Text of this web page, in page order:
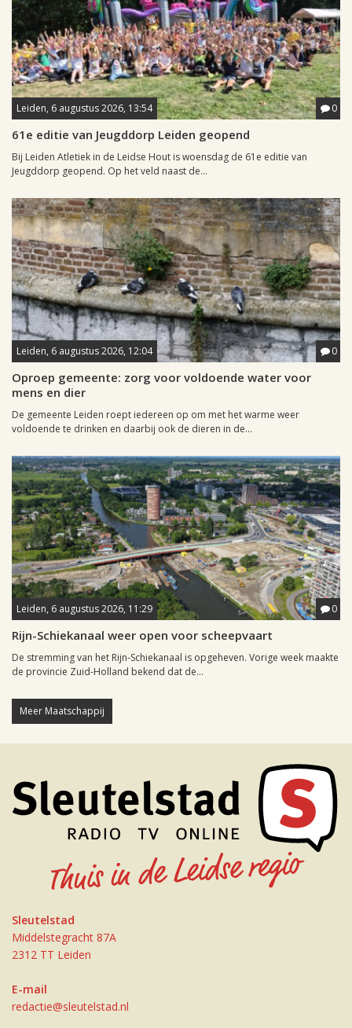
Leiden, 6 augustus 2026, 13:54 0
61e editie van Jeugddorp Leiden geopend
Bij Leiden Atletiek in de Leidse Hout is woensdag de 61e editie van
Jeugddorp geopend. Op het veld naast de...
Leiden, 6 augustus 2026, 12:04 0
Oproep gemeente: zorg voor voldoende water voor
mens en dier
De gemeente Leiden roept iedereen op om met het warme weer
voldoende te drinken en daarbij ook de dieren in de...
Leiden, 6 augustus 2026, 11:29 0
Rijn-Schiekanaal weer open voor scheepvaart
De stremming van het Rijn-Schiekanaal is opgeheven. Vorige week maakte
de provincie Zuid-Holland bekend dat de...
Meer Maatschappij
Sleutelstad
Middelstegracht 87A
2312 TT Leiden
E-mail
redactie@sleutelstad.nl